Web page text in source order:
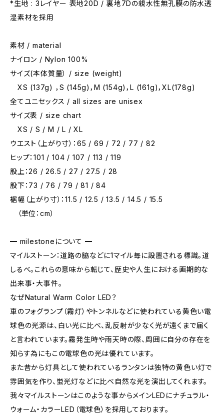
*生地 : 3レイヤー 表地20D / 裏地7Dの親水性無孔膜の防水透
湿素材を採用
素材 / material
ナイロン / Nylon 100%
サイズ(本体質量） / size (weight)
XS (137g) ，S (145g)，M (154g)，L (161g)，XL(178g)
全てユニセックス / all sizes are unisex
サイズ表 / size chart
XS / S / M / L / XL
ウエスト（上がり寸）：65 / 69 / 72 / 77 / 82
ヒップ：101 / 104 / 107 / 113 / 119
股上：26 / 26.5 / 27 / 27.5 / 28
股下：73 / 76 / 79 / 81 / 84
裾幅（上がり寸）：11.5 / 12.5 / 13.5 / 14.5 / 15.5
（単位：cm）
━ milestoneについて ━
マイルストーン：道路の脇などに1マイル毎に設置される標識。道
しるべ。これらの意味から転じて、歴史や人生における画期的な
出来事・大事件。
なぜNatural Warm Color LED？
車のフォグランプ（霧灯）やトンネルなどに使われている黄色い電
球色の光源は、白い光に比べ、乱反射が少なく光が遠くまで届く
と言われています。霧発生時や雨天時の際、周囲に自分の存在を
知らす為にもこの電球色の光は優れています。
また昔から灯具として使われているランタンは独特の黄色い灯で
雰囲気を作り、蛍光灯などに比べ自然な光を演出してくれます。
我々マイルストーンはこのような事からメインLEDにナチュラル・
ウォーム・カラーLED（電球色）を採用しております。